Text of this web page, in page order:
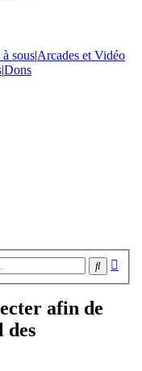
sous|Arcades et Vidéo
|Dons
afin de
des